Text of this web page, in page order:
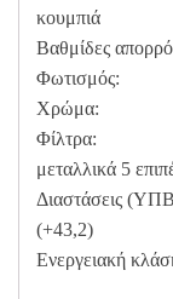
κουμπιά
Βαθμίδες
μεταλλικά 5
(+43,2)